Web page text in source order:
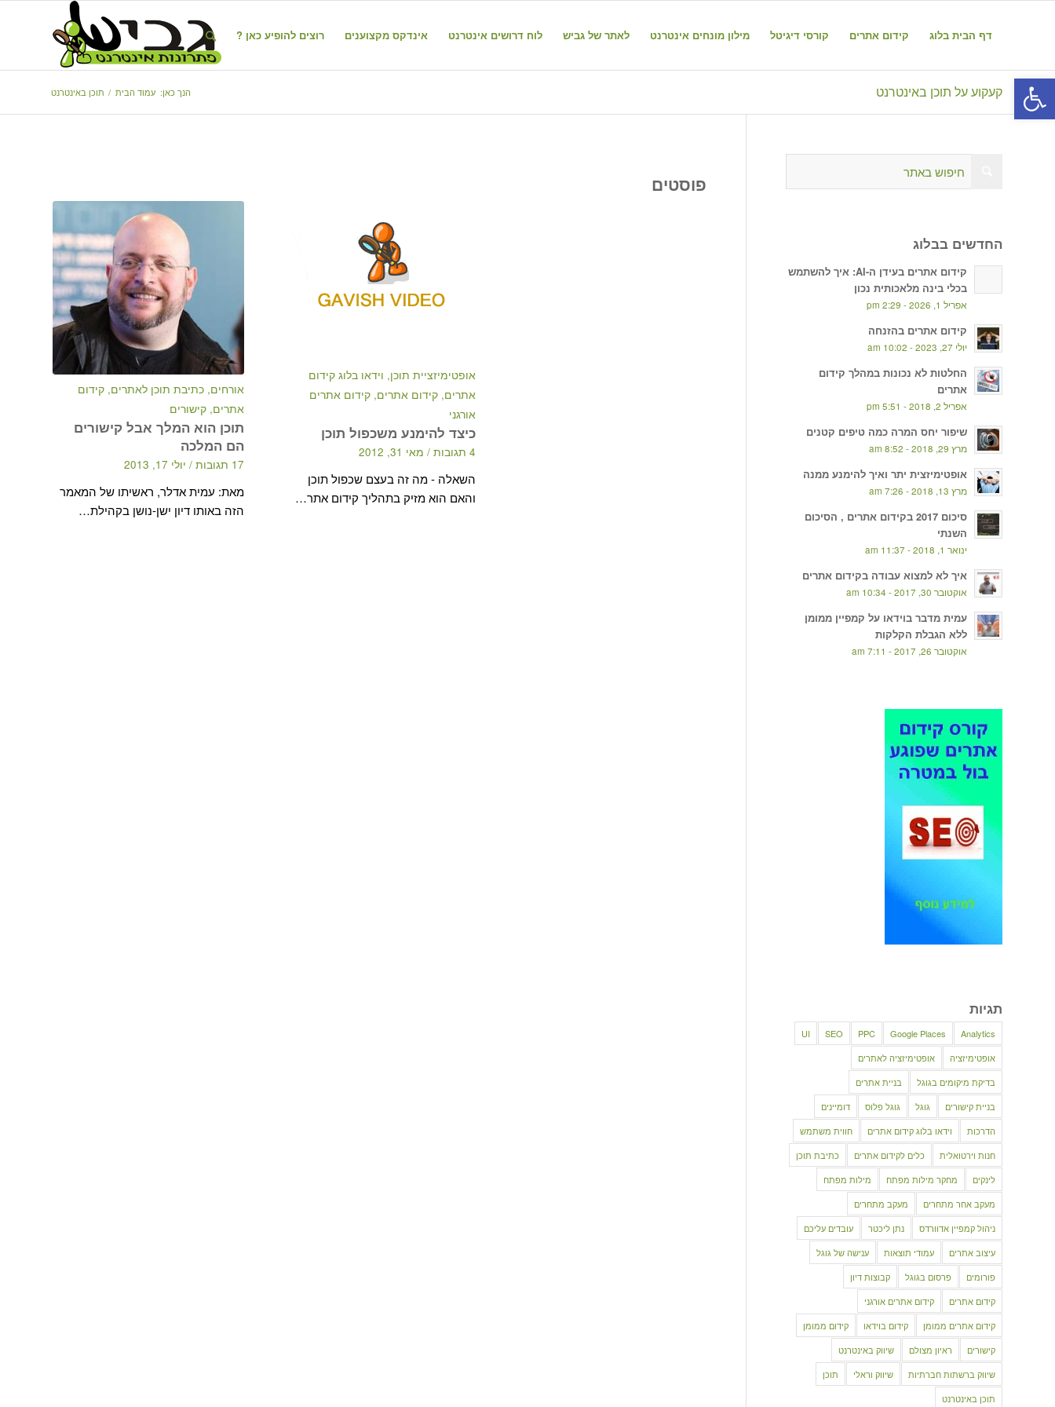
פתח סרגל נגישות
דף הבית בלוג קידום אתרים קורסי דיגיטל מילון מונחים אינטרנט לאתר של גביש לוח דרושים אינטרנט אינדקס מקצוענים רוצים להופיע כאן ?
קעקוע על תוכן באינטרנט הנך כאן: עמוד הבית / תוכן באינטרנט
פוסטים
אורחים, כתיבת תוכן לאתרים, קידום
אתרים, קישורים
תוכן הוא המלך אבל קישורים
הם המלכה
17 תגובות / יולי 17, 2013
מאת: עמית אדלר, ראשיתו של המאמר
הזה באותו דיון ישן-נושן בקהילת…
אופטימיזציית תוכן, וידאו בלוג קידום
אתרים,קידום אתרים,קידום אתרים
אורגני
כיצד להימנע משכפול תוכן
4 תגובות / מאי 31, 2012
השאלה - מה זה בעצם שכפול תוכן
והאם הוא מזיק בתהליך קידום אתר…
החדשים בבלוג
קידום אתרים בעידן ה-AI: איך להשתמש
בכלי בינה מלאכותית נכון
אפריל 1, 2026 - 2:29 pm
קידום אתרים בהזנחה
יולי 27, 2023 - 10:02 am
החלטות לא נכונות במהלך קידום
אתרים
אפריל 2, 2018 - 5:51 pm
שיפור יחס המרה כמה טיפים קטנים
מרץ 29, 2018 - 8:52 am
אופטימיזצית יתר ואיך להימנע ממנה
מרץ 13, 2018 - 7:26 am
סיכום 2017 בקידום אתרים , הסיכום
השנתי
ינואר 1, 2018 - 11:37 am
איך לא למצוא עבודה בקידום אתרים
אוקטובר 30, 2017 - 10:34 am
עמית מדבר בוידאו על קמפיין ממומן
ללא הגבלת הקלקות
אוקטובר 26, 2017 - 7:11 am
תגיות
Analytics
Google Places
PPC
SEO
UI
אופטימיזציה
אופטימיזציה לאתרים
בדיקת מיקומים בגוגל
בניית אתרים
בניית קישורים
גוגל גוגל פלוס
דומיינים
הדרכות
וידאו בלוג קידום אתרים
חווית משתמש
חנות וירטואלית
כלים לקידום אתרים
כתיבת תוכן
לינקים
מחקר מילות מפתח
מילות מפתח
מעקב אחר מתחרים
מעקב מתחרים
ניהול קמפיין אדוורדס
נתן ליכטר
עובדים עליכם
עיצוב אתרים
עמודי תוצאות
ענישה של גוגל
פורומים
פרסום בגוגל
קבוצות דיון
קידום אתרים
קידום אתרים אורגני
קידום אתרים ממומן
קידום בוידאו
קידום ממומן
קישורים
ראיון מצולם
שיווק באינטרנט
שיווק ברשתות חברתיות
שיווק וראלי
תוכן
תוכן באינטרנט